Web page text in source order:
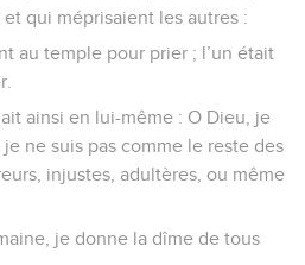
qui méprisaient les autres :
au temple pour prier ; l’un était
ainsi en lui-même : O Dieu, je
ne suis pas comme le reste des
injustes, adultères, ou même
je donne la dîme de tous